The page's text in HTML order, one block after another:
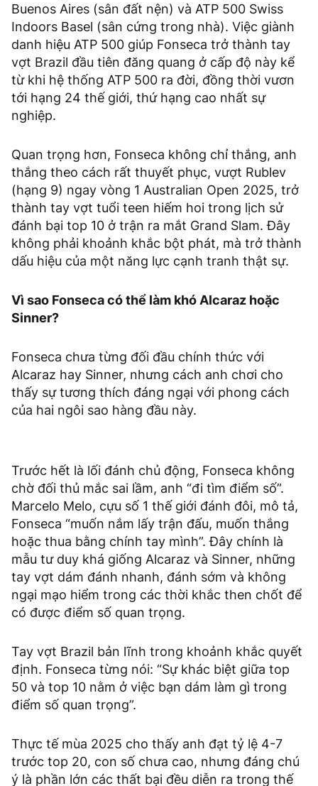
Buenos Aires (sân đất nện) và ATP 500 Swiss
Indoors Basel (sân cứng trong nhà). Việc giành
danh hiệu ATP 500 giúp Fonseca trở thành tay
vợt Brazil đầu tiên đăng quang ở cấp độ này kể
từ khi hệ thống ATP 500 ra đời, đồng thời vươn
tới hạng 24 thế giới, thứ hạng cao nhất sự
nghiệp.
Quan trọng hơn, Fonseca không chỉ thắng, anh
thắng theo cách rất thuyết phục, vượt Rublev
(hạng 9) ngay vòng 1 Australian Open 2025, trở
thành tay vợt tuổi teen hiếm hoi trong lịch sử
đánh bại top 10 ở trận ra mắt Grand Slam. Đây
không phải khoảnh khắc bột phát, mà trở thành
dấu hiệu của một năng lực cạnh tranh thật sự.
Vì sao Fonseca có thể làm khó Alcaraz hoặc
Sinner?
Fonseca chưa từng đối đầu chính thức với
Alcaraz hay Sinner, nhưng cách anh chơi cho
thấy sự tương thích đáng ngại với phong cách
của hai ngôi sao hàng đầu này.
Trước hết là lối đánh chủ động, Fonseca không
chờ đối thủ mắc sai lầm, anh “đi tìm điểm số”.
Marcelo Melo, cựu số 1 thế giới đánh đôi, mô tả,
Fonseca “muốn nắm lấy trận đấu, muốn thắng
hoặc thua bằng chính tay mình”. Đây chính là
mẫu tư duy khá giống Alcaraz và Sinner, những
tay vợt dám đánh nhanh, đánh sớm và không
ngại mạo hiểm trong các thời khắc then chốt để
có được điểm số quan trọng.
Tay vợt Brazil bản lĩnh trong khoảnh khắc quyết
định. Fonseca từng nói: “Sự khác biệt giữa top
50 và top 10 nằm ở việc bạn dám làm gì trong
điểm số quan trọng”.
Thực tế mùa 2025 cho thấy anh đạt tỷ lệ 4-7
trước top 20, con số chưa cao, nhưng đáng chú
ý là phần lớn các thất bại đều diễn ra trong thế